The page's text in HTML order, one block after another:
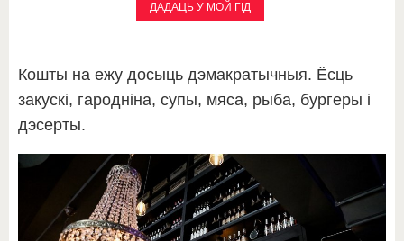
ДАДАЦЬ У МОЙ ГІД
Кошты на ежу досыць дэмакратычныя. Ёсць
закускі, гародніна, супы, мяса, рыба, бургеры і
дэсерты.